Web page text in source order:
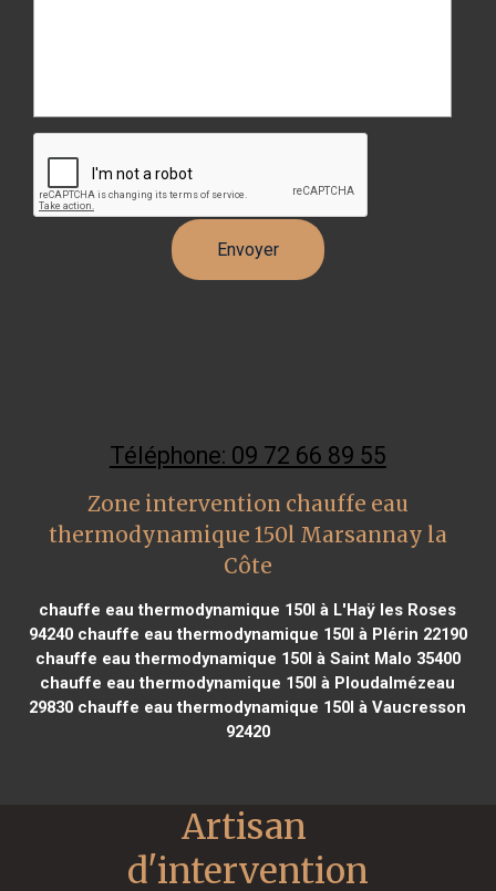
Téléphone: 09 72 66 89 55
Zone intervention chauffe eau
thermodynamique 150l Marsannay la
Côte
chauffe eau thermodynamique 150l à L'Haÿ les Roses
94240chauffe eau thermodynamique 150l à Plérin 22190
chauffe eau thermodynamique 150l à Saint Malo 35400
chauffe eau thermodynamique 150l à Ploudalmézeau
29830 chauffe eau thermodynamique 150l à Vaucresson
92420
Artisan
d'intervention